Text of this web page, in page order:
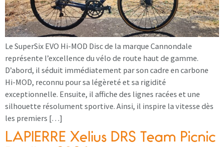
Le SuperSix EVO Hi-MOD Disc de la marque Cannondale
représente l’excellence du vélo de route haut de gamme.
D’abord, il séduit immédiatement par son cadre en carbone
Hi-MOD, reconnu pour sa légèreté et sa rigidité
exceptionnelle. Ensuite, il affiche des lignes racées et une
silhouette résolument sportive. Ainsi, il inspire la vitesse dès
les premiers […]
LAPIERRE Xelius DRS Team Picnic